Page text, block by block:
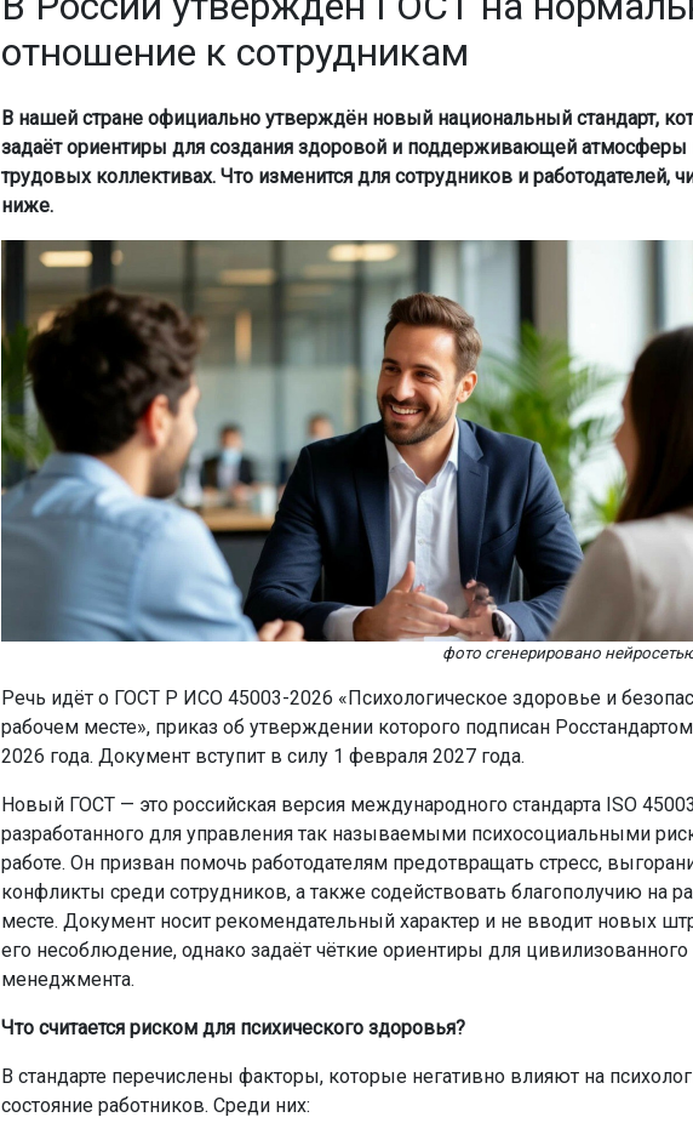
отношение к сотрудникам
В нашей стране официально утверждён новый национальный стандарт,
задаёт ориентиры для создания здоровой и поддерживающей атмосферы
трудовых коллективах. Что изменится для сотрудников и работодателей,
ниже.
фото сгенерировано
Речь идёт о ГОСТ Р ИСО 45003-2026 «Психологическое здоровье и
рабочем месте», приказ об утверждении которого подписан
2026 года. Документ вступит в силу 1 февраля 2027 года.
Новый ГОСТ — это российская версия международного стандарта ISO
разработанного для управления так называемыми психосоциальными
работе. Он призван помочь работодателям предотвращать стресс,
конфликты среди сотрудников, а также содействовать благополучию на
месте. Документ носит рекомендательный характер и не вводит новых
его несоблюдение, однако задаёт чёткие ориентиры для цивилизованного
менеджмента.
Что считается риском для психического здоровья?
В стандарте перечислены факторы, которые негативно влияют на
состояние работников. Среди них: